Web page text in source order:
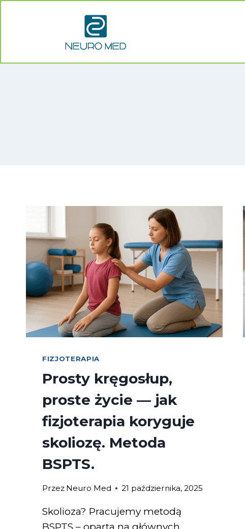
FIZJOTERAPIA
Prosty kręgosłup,
proste życie — jak
fizjoterapia koryguje
skoliozę. Metoda
BSPTS.
Przez Neuro Med 21 października, 2025
Skolioza? Pracujemy metodą
BSPTS – oparta na głównych